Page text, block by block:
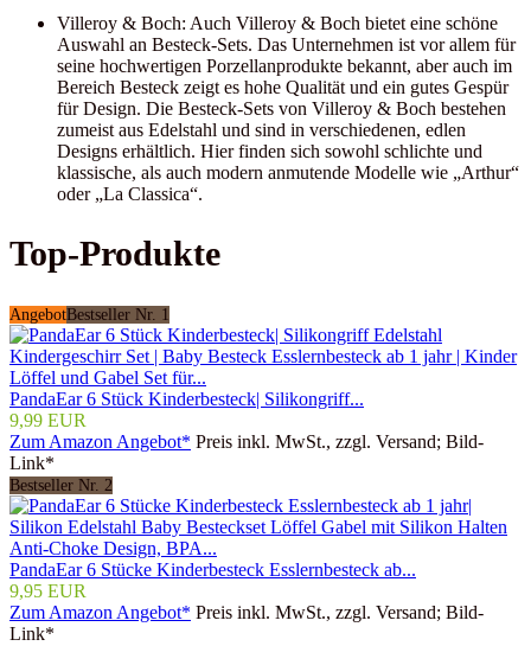
Villeroy & Boch: Auch Villeroy & Boch bietet eine schöne
Auswahl an Besteck-Sets. Das Unternehmen ist vor allem für
seine hochwertigen Porzellanprodukte bekannt, aber auch im
Bereich Besteck zeigt es hohe Qualität und ein gutes Gespür
für Design. Die Besteck-Sets von Villeroy & Boch bestehen
zumeist aus Edelstahl und sind in verschiedenen, edlen
Designs erhältlich. Hier finden sich sowohl schlichte und
klassische, als auch modern anmutende Modelle wie „Arthur“
oder „La Classica“.
Top-Produkte
AngebotBestseller Nr. 1
PandaEar 6 Stück Kinderbesteck| Silikongriff...
9,99 EUR
Zum Amazon Angebot* Preis inkl. MwSt., zzgl. Versand; Bild-
Link*
Bestseller Nr. 2
PandaEar 6 Stücke Kinderbesteck Esslernbesteck ab...
9,95 EUR
Zum Amazon Angebot* Preis inkl. MwSt., zzgl. Versand; Bild-
Link*